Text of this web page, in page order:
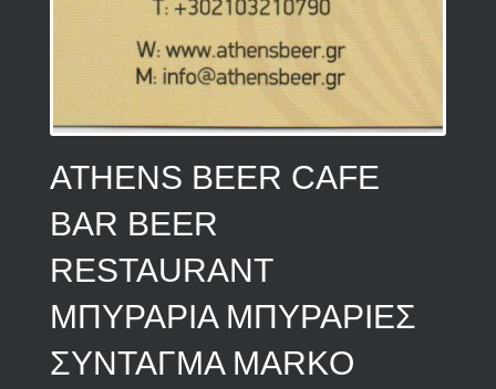
ATHENS BEER CAFE
BAR BEER
RESTAURANT
ΜΠΥΡΑΡΙΑ ΜΠΥΡΑΡΙΕΣ
ΣΥΝΤΑΓΜΑ MARKO